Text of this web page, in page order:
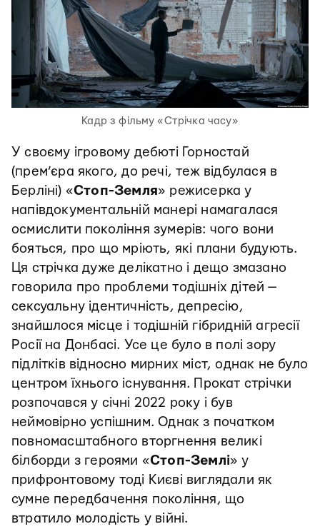
Кадр з фільму «Стрічка часу»
У своєму ігровому дебюті Горностай
(прем’єра якого, до речі, теж відбулася в
Берліні) «Стоп-Земля» режисерка у
напівдокументальній манері намагалася
осмислити покоління зумерів: чого вони
бояться, про що мріють, які плани будують.
Ця стрічка дуже делікатно і дещо змазано
говорила про проблеми тодішніх дітей —
сексуальну ідентичність, депресію,
знайшлося місце і тодішній гібридній агресії
Росії на Донбасі. Усе це було в полі зору
підлітків відносно мирних міст, однак не було
центром їхнього існування. Прокат стрічки
розпочався у січні 2022 року і був
неймовірно успішним. Однак з початком
повномасштабного вторгнення великі
білборди з героями «Стоп-Землі» у
прифронтовому тоді Києві виглядали як
сумне передбачення покоління, що
втратило молодість у війні.